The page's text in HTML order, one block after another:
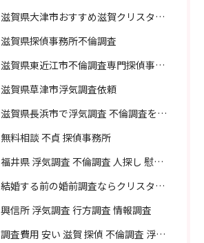
滋賀県大津市おすすめ滋賀クリスタル探偵事務所
滋賀県探偵事務所不倫調査
滋賀県東近江市不倫調査専門探偵事務所
滋賀県草津市浮気調査依頼
滋賀県長浜市で浮気調査 不倫調査を頼むなら
無料相談 不貞 探偵事務所
福井県 浮気調査 不倫調査 人探し 慰謝料 請求 裁判 相談 探偵 探偵事務所
結婚する前の婚前調査ならクリスタル探偵事務所へお問い合わせ
興信所 浮気調査 行方調査 情報調査
調査費用 安い 滋賀 探偵 不倫調査 浮気調査